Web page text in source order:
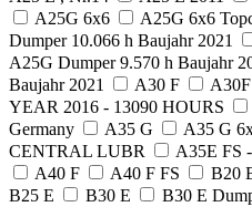
A25G 6x6
A25G 6x6
Dumper 10.066 h Baujahr 2021
A25G Dumper 9.570 h Baujahr
Baujahr 2021
A30 F
YEAR 2016 - 13090 HOURS
Germany
A35 G
A35 G
CENTRAL LUBR
A35E FS
A40 F
A40 F FS
B20
B25 E
B30 E B30 E